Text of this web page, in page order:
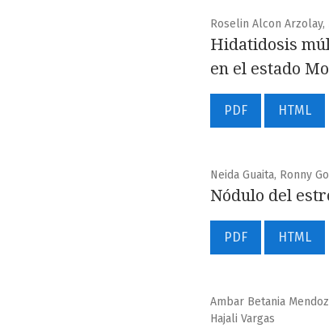
Roselin Alcon Arzolay,
Hidatidosis
en el estado
PDF HTML
Neida Guaita, Ronny
Nódulo del
PDF HTML
Ambar Betania
Hajali Vargas